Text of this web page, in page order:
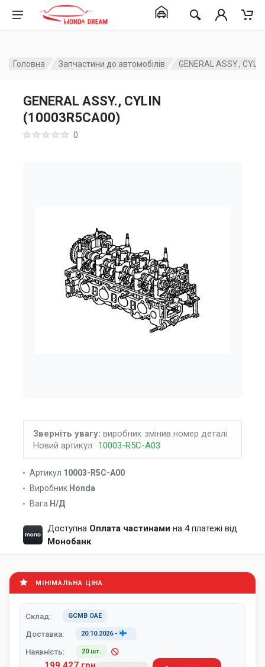
Головна Запчастини до автомобілів GENERAL ASSY.,
GENERAL ASSY., CYLIN
(10003R5CA00)
0
Зверніть увагу: виробник змінив номер деталі.
Новий артикул: 10003-R5C-A03
Артикул 10003-R5C-A00
Виробник Honda
Вага Н/Д
Доступна Оплата частинами на 4 платежі від
Монобанк
МІНІМАЛЬНА ЦІНА
Склад: GCMB ОАЕ
Доставка: 20.10.2026-
Наявність: 20 шт.